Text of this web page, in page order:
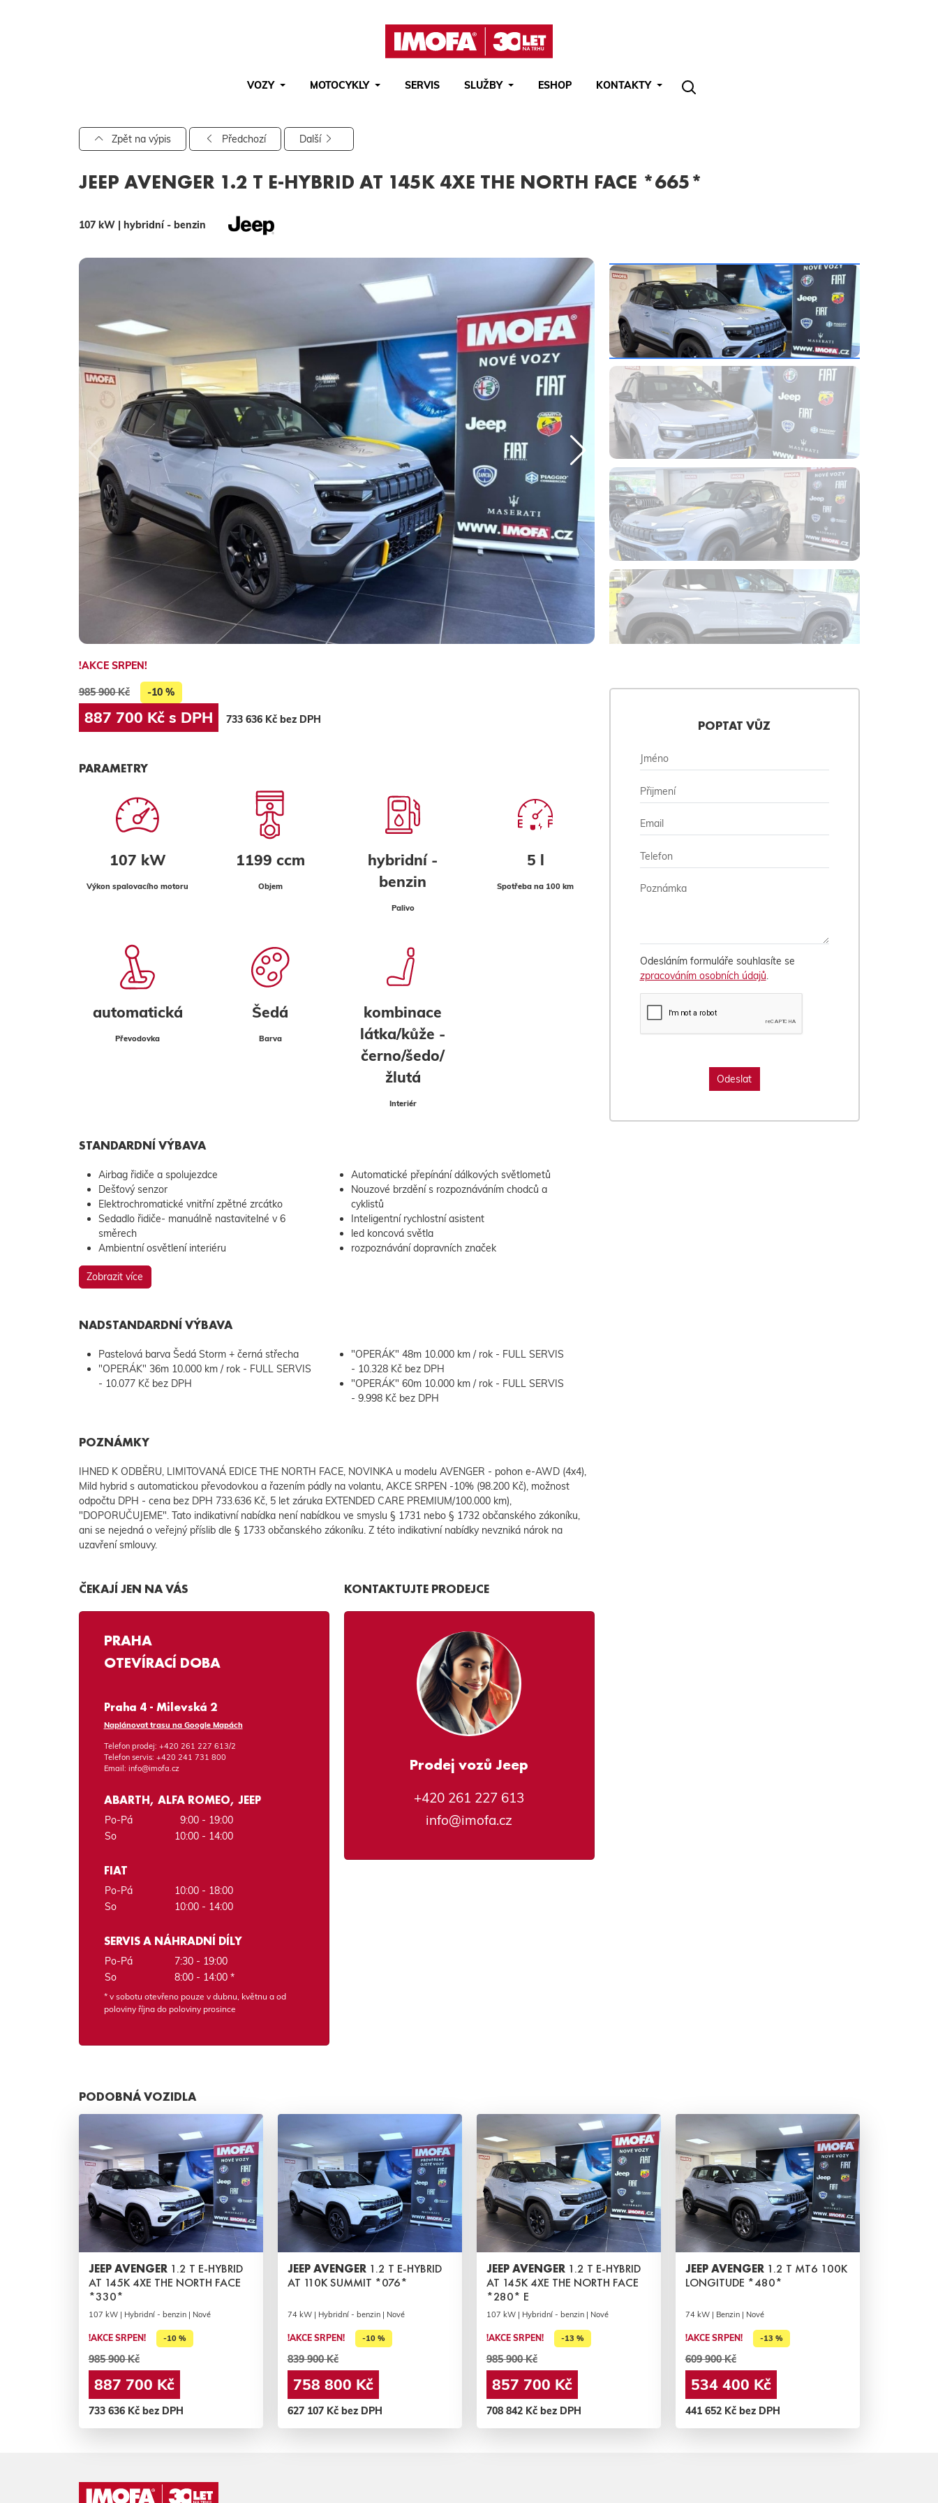
VOZY MOTOCYKLY SERVIS SLUŽBY ESHOP
KONTAKTY
Pro vyhledávání zadejte alespoň 3 znaky.
Zpět na výpis Předchozí Další
JEEP AVENGER 1.2 T E-HYBRID AT 145K 4XE THE NORTH FACE *665*
107 kW | hybridní - benzin
!AKCE SRPEN!
985 900 Kč -10 %
887 700 Kč s DPH 733 636 Kč bez DPH
PARAMETRY
107 kW
Výkon spalovacího motoru
1199 ccm
Objem
hybridní -
benzin
Palivo
5 l
Spotřeba na 100 km
automatická
Převodovka
Šedá
Barva
kombinace
látka/kůže -
černo/šedo/
žlutá
Interiér
STANDARDNÍ VÝBAVA
Airbag řidiče a spolujezdce
Dešťový senzor
Elektrochromatické vnitřní zpětné zrcátko
Sedadlo řidiče- manuálně nastavitelné v 6
směrech
Ambientní osvětlení interiéru
Automatické přepínání dálkových světlometů
Nouzové brzdění s rozpoznáváním chodců a
cyklistů
Inteligentní rychlostní asistent
led koncová světla
rozpoznávání dopravních značek
Zobrazit více
NADSTANDARDNÍ VÝBAVA
Pastelová barva Šedá Storm + černá střecha
"OPERÁK" 36m 10.000 km / rok - FULL SERVIS
- 10.077 Kč bez DPH
"OPERÁK" 48m 10.000 km / rok - FULL SERVIS
- 10.328 Kč bez DPH
"OPERÁK" 60m 10.000 km / rok - FULL SERVIS
- 9.998 Kč bez DPH
POZNÁMKY
IHNED K ODBĚRU, LIMITOVANÁ EDICE THE NORTH FACE, NOVINKA u modelu AVENGER - pohon e-AWD (4x4),
Mild hybrid s automatickou převodovkou a řazením pádly na volantu, AKCE SRPEN -10% (98.200 Kč), možnost
odpočtu DPH - cena bez DPH 733.636 Kč, 5 let záruka EXTENDED CARE PREMIUM/100.000 km),
"DOPORUČUJEME". Tato indikativní nabídka není nabídkou ve smyslu § 1731 nebo § 1732 občanského zákoníku,
ani se nejedná o veřejný příslib dle § 1733 občanského zákoníku. Z této indikativní nabídky nevzniká nárok na
uzavření smlouvy.
ČEKAJÍ JEN NA VÁS
PRAHA
OTEVÍRACÍ DOBA
Praha 4 - Milevská 2
Naplánovat trasu na Google Mapách
Telefon prodej: +420 261 227 613/2
Telefon servis: +420 241 731 800
Email: info@imofa.cz
ABARTH, ALFA ROMEO, JEEP
Po-Pá
9:00 - 19:00
So
10:00 - 14:00
FIAT
Po-Pá
10:00 - 18:00
So
10:00 - 14:00
SERVIS A NÁHRADNÍ DÍLY
Po-Pá
7:30 - 19:00
So
8:00 - 14:00 *
* v sobotu otevřeno pouze v dubnu, květnu a od
poloviny října do poloviny prosince
KONTAKTUJTE PRODEJCE
Prodej vozů Jeep
+420 261 227 613
info@imofa.cz
POPTAT VŮZ
Odesláním formuláře souhlasíte se
zpracováním osobních údajů.
PODOBNÁ VOZIDLA
JEEP AVENGER 1.2 T E-HYBRID
AT 145K 4XE THE NORTH FACE
*330*
107 kW | Hybridní - benzin | Nové
!AKCE SRPEN! -10 %
985 900 Kč
887 700 Kč
733 636 Kč bez DPH
JEEP AVENGER 1.2 T E-HYBRID
AT 110K SUMMIT *076*
74 kW | Hybridní - benzin | Nové
!AKCE SRPEN! -10 %
839 900 Kč
758 800 Kč
627 107 Kč bez DPH
JEEP AVENGER 1.2 T E-HYBRID
AT 145K 4XE THE NORTH FACE
*280* E
107 kW | Hybridní - benzin | Nové
!AKCE SRPEN! -13 %
985 900 Kč
857 700 Kč
708 842 Kč bez DPH
JEEP AVENGER 1.2 T MT6 100K
LONGITUDE *480*
74 kW | Benzin | Nové
!AKCE SRPEN! -13 %
609 900 Kč
534 400 Kč
441 652 Kč bez DPH